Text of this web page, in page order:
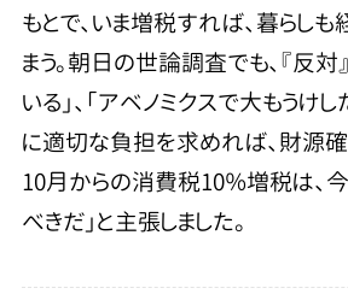
もとで、いま増税すれば、暮らし
まう。朝日の世論調査でも、『反
いる」、「アベノミクスで大もう
に適切な負担を求めれば、財源
10月からの消費税10％増税は、
べきだ」と主張しました。